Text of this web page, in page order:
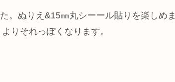
。ぬりえ&15㎜丸シーール貼りを楽しめま
りそれっぽくなります。